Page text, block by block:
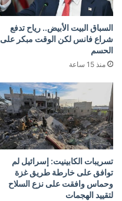
السباق البيت الأبيض.. رياح تدفع
شراع فانس لكن الوقت مبكر على
الحسم
منذ 15 ساعة
تسريبات الكابينيت: إسرائيل لم
توافق على خارطة طريق غزة
وحماس وافقت على نزع السلاح
لتقييد الهجمات